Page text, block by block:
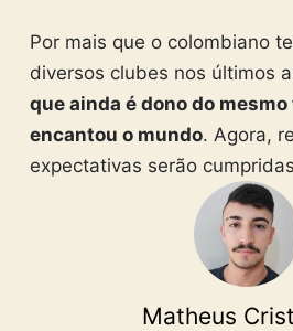
Por mais que o colombiano
diversos clubes nos últimos
que ainda é dono do
encantou o mundo. Agora,
expectativas serão
Matheus